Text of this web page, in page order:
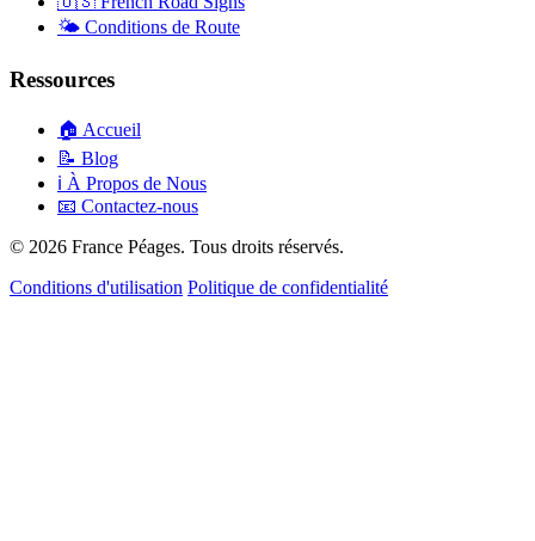
🌤️ Conditions de Route
Ressources
🏠 Accueil
📝 Blog
ℹ️ À Propos de Nous
📧 Contactez-nous
© 2026 France Péages. Tous droits réservés.
Conditions d'utilisation Politique de confidentialité